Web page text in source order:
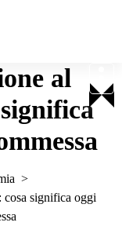
al
>
significa oggi